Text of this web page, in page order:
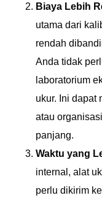
Biaya Lebih
utama dari
rendah
Anda tidak
laboratorium
ukur. Ini dapat
atau
panjang.
Waktu yang
internal, alat
perlu dikirim